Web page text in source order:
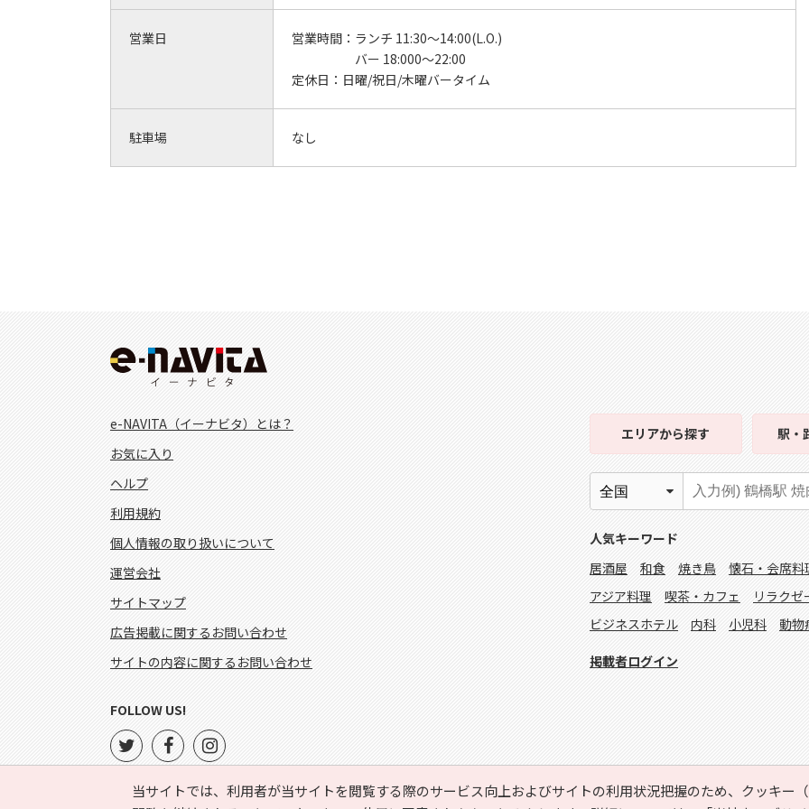
営業日 営業時間： ランチ 11:30～14:00(L.O.)
バー 18:000～22:00
定休日： 日曜/祝日/木曜バータイム
駐車場 なし
当サイトでは、利用者が当サイトを閲覧する際のサービス向上およびサイトの利用状況把握のため、クッキー
e-NAVITA（イーナビタ）とは？
お気に入り
ヘルプ
利用規約
個人情報の取り扱いについて
運営会社
サイトマップ
広告掲載に関するお問い合わせ
サイトの内容に関するお問い合わせ
エリアから探す 駅・
人気キーワード
居酒屋
和食 焼き鳥 懐石・会席料
アジア料理
喫茶・カフェ リラクゼ
ビジネスホテル
内科 小児科 動物
掲載者ログイン
FOLLOW US!